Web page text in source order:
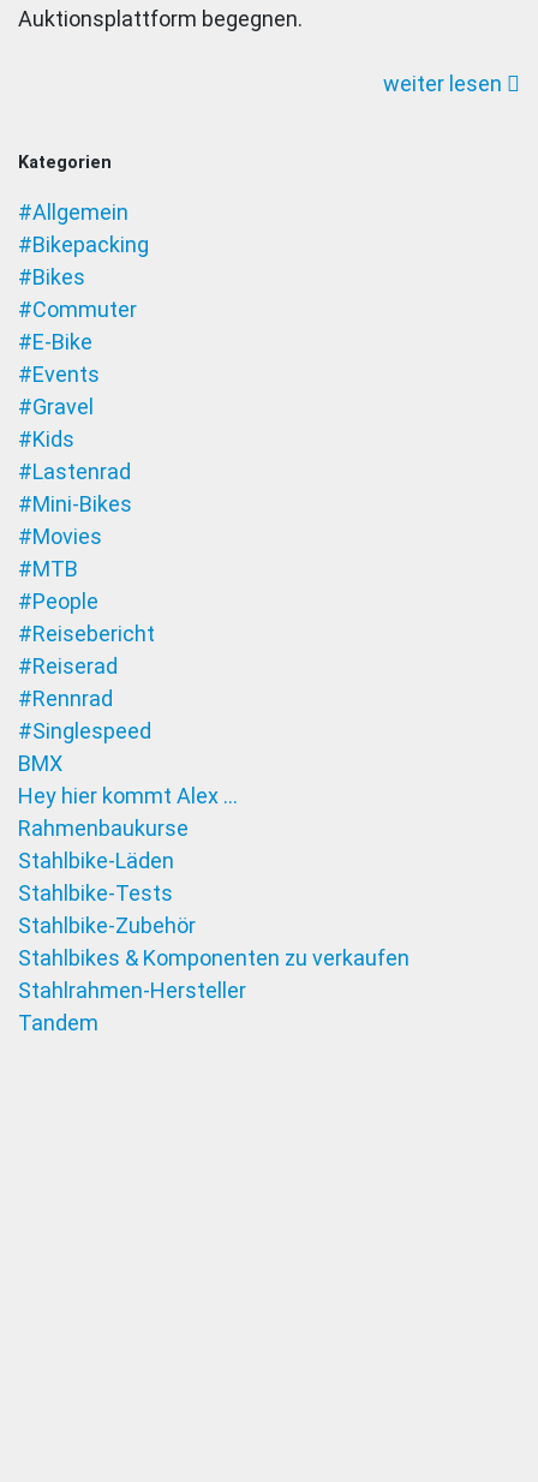
Kategorien
#Allgemein
#Bikepacking
#Bikes
#Commuter
#E-Bike
#Events
#Gravel
#Kids
#Lastenrad
#Mini-Bikes
#Movies
#MTB
#People
#Reisebericht
#Reiserad
#Rennrad
#Singlespeed
BMX
Hey hier kommt Alex …
Rahmenbaukurse
Stahlbike-Läden
Stahlbike-Tests
Stahlbike-Zubehör
Stahlbikes & Komponenten zu verkaufen
Stahlrahmen-Hersteller
Tandem
Auktionsplattform begegnen.
weiter lesen